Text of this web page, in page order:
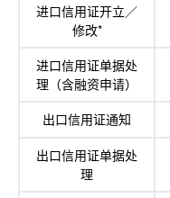
进口信用证开立／
修改*
进口信用证单据处
理（含融资申请）
出口信用证通知
出口信用证单据处
理